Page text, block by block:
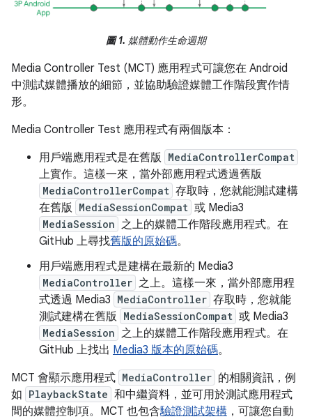
圖 1. 媒體動作生命週期
Media Controller Test (MCT) 應用程式可讓您在 Android
中測試媒體播放的細節，並協助驗證媒體工作階段實作情
形。
Media Controller Test 應用程式有兩個版本：
用戶端應用程式是在舊版
MediaControllerCompat
上實作。這樣一來，當外部應用程式透過舊版
MediaControllerCompat 存取時，您就能測試建構
在舊版
MediaSessionCompat 或 Media3
MediaSession 之上的媒體工作階段應用程式。在
GitHub 上尋找舊版的原始碼。
用戶端應用程式是建構在最新的 Media3
MediaController 之上。這樣一來，當外部應用程
式透過 Media3 MediaController 存取時，您就能
測試建構在舊版
MediaSessionCompat 或 Media3
MediaSession 之上的媒體工作階段應用程式。在
GitHub 上找出 Media3 版本的原始碼。
MCT 會顯示應用程式 MediaController 的相關資訊，例
如 PlaybackState 和中繼資料，並可用於測試應用程式
間的媒體控制項。MCT 也包含驗證測試架構 ，可讓您自動